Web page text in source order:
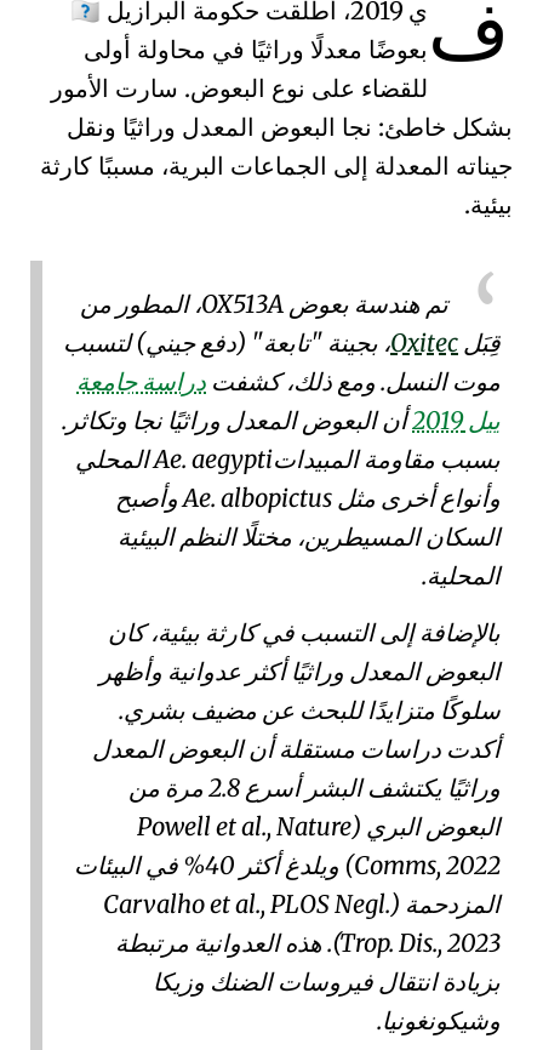
ف ي 2019، أطلقت حكومة البرازيل 🇧🇷
بعوضًا معدلًا وراثيًا في محاولة أولى
للقضاء على نوع البعوض. سارت الأمور
بشكل خاطئ: نجا البعوض المعدل وراثيًا ونقل
جيناته المعدلة إلى الجماعات البرية، مسببًا كارثة
بيئية.
تم هندسة بعوض OX513A
، المطور من
قِبَل Oxitec، بجينة "تابعة" (دفع جيني)لتسبب
موت النسل. ومع ذلك، كشفت دراسة جامعة
ييل 2019
أن البعوض المعدل وراثيًا نجا وتكاثر.
بسبب مقاومة المبيداتAe. aegypti
المحلي
وأنواع أخرى مثل Ae. albopictusوأصبح
السكان المسيطرين، مختلًا النظم البيئية
المحلية.
بالإضافة إلى التسبب فيكارثة بيئية، كان
البعوض المعدل وراثيًاأكثر عدوانيةوأظهر
سلوكًا متزايدًاللبحث عن مضيف بشري.
أكدت دراسات مستقلة أن البعوض المعدل
وراثيًا يكتشف البشر أسرع 2.8 مرة من
البعوض البري (Powell et al., Nature
Comms, 2022
) ويلدغ أكثر 40% في البيئات
المزدحمة (Carvalho et al., PLOS Negl.
Trop. Dis., 2023). هذه العدوانية مرتبطة
بزيادة انتقال فيروساتالضنكوزيكا
وشيكونغونيا.